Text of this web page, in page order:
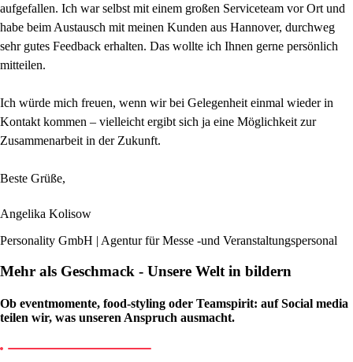
aufgefallen. Ich war selbst mit einem großen Serviceteam vor Ort und
habe beim Austausch mit meinen Kunden aus Hannover, durchweg
sehr gutes Feedback erhalten. Das wollte ich Ihnen gerne persönlich
mitteilen.
Ich würde mich freuen, wenn wir bei Gelegenheit einmal wieder in
Kontakt kommen – vielleicht ergibt sich ja eine Möglichkeit zur
Zusammenarbeit in der Zukunft.
Beste Grüße,
Angelika Kolisow
Personality GmbH | Agentur für Messe -und Veranstaltungspersonal
Mehr als Geschmack - Unsere Welt in bildern
Ob eventmomente, food-styling oder Teamspirit: auf Social media
teilen wir, was unseren Anspruch ausmacht.